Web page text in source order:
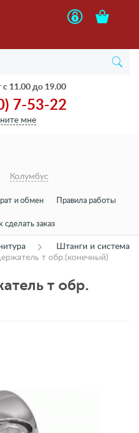
с 11.00 до 19.00
7-53-22
мне
Колумбус
и обмен Правила работы
сделать заказ
Штанги и система
т обр.(конечный)
т обр.